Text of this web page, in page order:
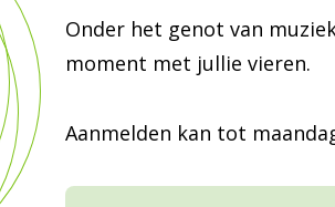
Onder het genot van
moment met jullie vieren.
Aanmelden kan tot